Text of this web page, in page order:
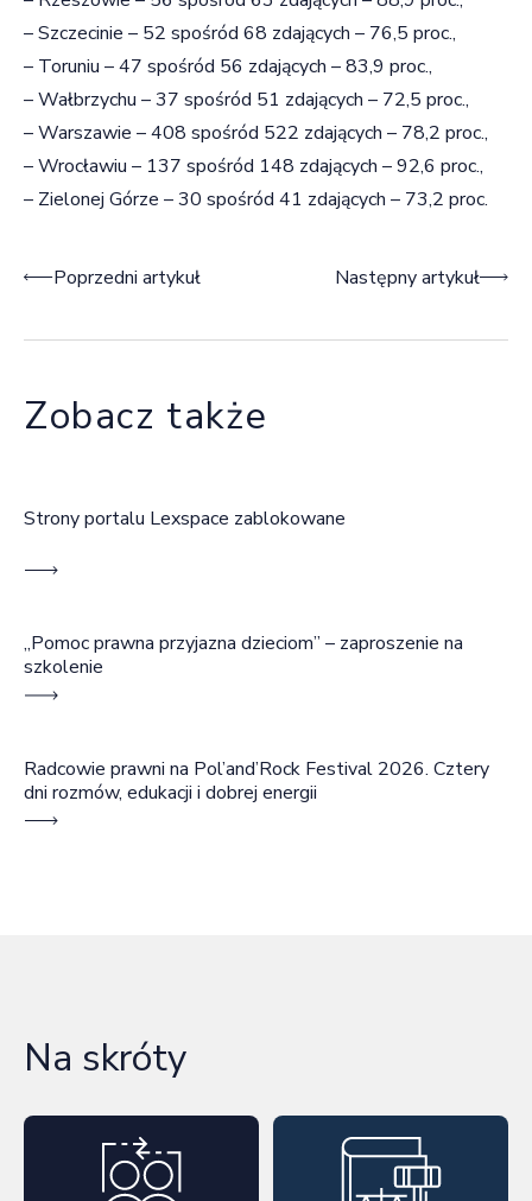
– Szczecinie – 52 spośród 68 zdających – 76,5 proc.,
– Toruniu – 47 spośród 56 zdających – 83,9 proc.,
– Wałbrzychu – 37 spośród 51 zdających – 72,5 proc.,
– Warszawie – 408 spośród 522 zdających – 78,2 proc.,
– Wrocławiu – 137 spośród 148 zdających – 92,6 proc.,
– Zielonej Górze – 30 spośród 41 zdających – 73,2 proc.
Nawigacja wpisu
Poprzedni artykuł Następny artykuł
Zobacz także
Strony portalu Lexspace zablokowane
„Pomoc prawna przyjazna dzieciom” – zaproszenie na
szkolenie
Radcowie prawni na Pol’and’Rock Festival 2026. Cztery
dni rozmów, edukacji i dobrej energii
Na skróty